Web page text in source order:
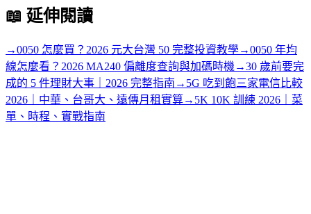
📖 延伸閱讀
→0050 怎麼買？2026 元大台灣 50 完整投資教學→0050 年均
線怎麼看？2026 MA240 偏離度查詢與加碼時機 →30 歲前要完
成的 5 件理財大事｜2026 完整指南 → 5G 吃到飽三家電信比較
2026｜中華、台哥大、遠傳月租實算→ 5K 10K 訓練 2026｜菜
單、時程、實戰指南